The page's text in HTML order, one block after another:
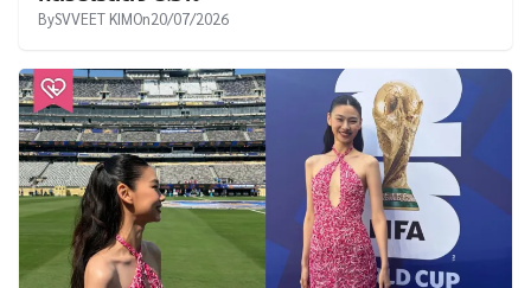
BySVVEET KIMOn20/07/2026